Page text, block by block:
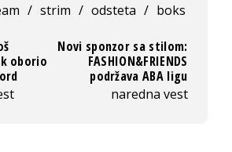
/ strim / odsteta / boks
oborio
Novi sponzor sa stilom:
FASHION&FRIENDS
podržava ABA ligu
naredna vest